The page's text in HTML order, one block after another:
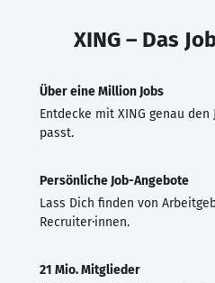
XING – Das
Über eine Million Jobs
Entdecke mit XING genau
passt.
Persönliche Job-Angebote
Lass Dich finden von
Recruiter·innen.
21 Mio. Mitglieder